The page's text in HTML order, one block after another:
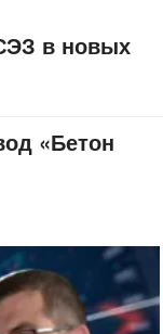
в новых
«Бетон